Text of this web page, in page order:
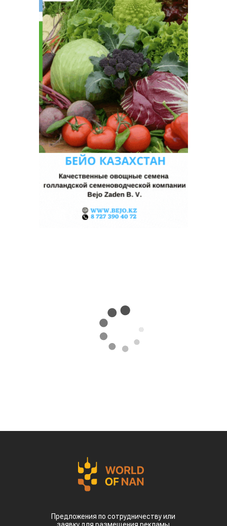
Предложения по сотрудничеству или
заявку для размещения рекламы